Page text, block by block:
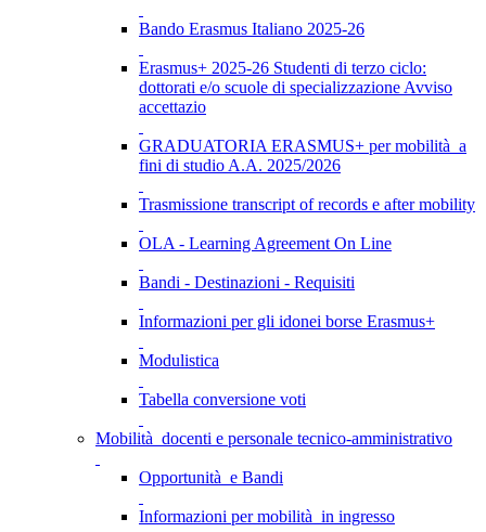
Bando Erasmus Italiano 2025-26
Erasmus+ 2025-26 Studenti di terzo ciclo:
dottorati e/o scuole di specializzazione Avviso
accettazio
GRADUATORIA ERASMUS+ per mobilità a
fini di studio A.A. 2025/2026
Trasmissione transcript of records e after mobility
OLA - Learning Agreement On Line
Bandi - Destinazioni - Requisiti
Informazioni per gli idonei borse Erasmus+
Modulistica
Tabella conversione voti
Mobilità docenti e personale tecnico-amministrativo
Opportunità e Bandi
Informazioni per mobilità in ingresso